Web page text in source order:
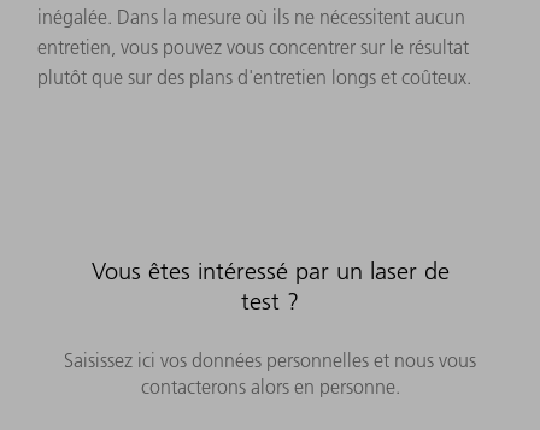
inégalée. Dans la mesure où ils ne nécessitent aucun
entretien, vous pouvez vous concentrer sur le résultat
plutôt que sur des plans d'entretien longs et coûteux.
Vous êtes intéressé par un laser de
test ?
Saisissez ici vos données personnelles et nous vous
contacterons alors en personne.